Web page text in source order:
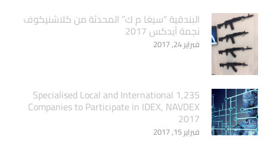
البندقية “سيغا م ك” المحدثة من كلاشنيكوف
نجمة آيدكس 2017
فبراير 24, 2017
1,235 Specialised Local and International
Companies to Participate in IDEX, NAVDEX
2017
فبراير 15, 2017